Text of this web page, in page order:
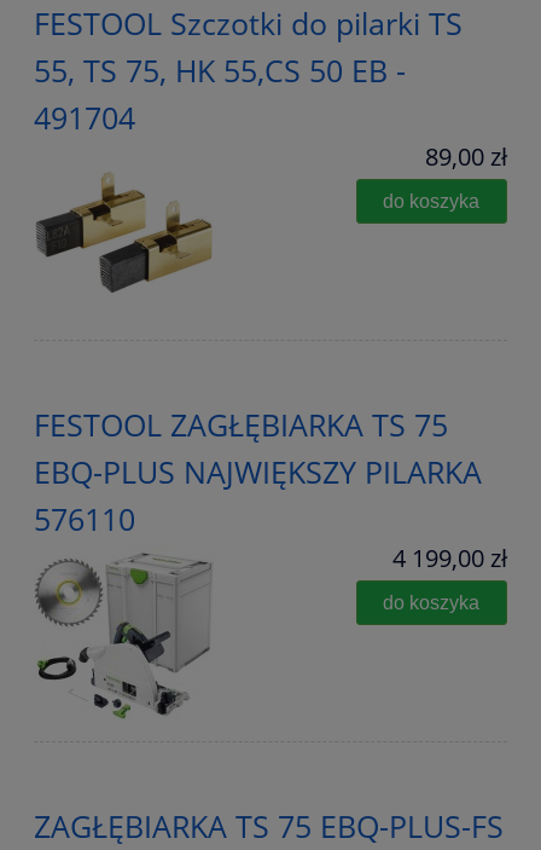
FESTOOL Szczotki do pilarki TS
55, TS 75, HK 55,CS 50 EB -
491704
89,00 zł
do koszyka
FESTOOL ZAGŁĘBIARKA TS 75
EBQ-PLUS NAJWIĘKSZY PILARKA
576110
4 199,00 zł
do koszyka
ZAGŁĘBIARKA TS 75 EBQ-PLUS-FS